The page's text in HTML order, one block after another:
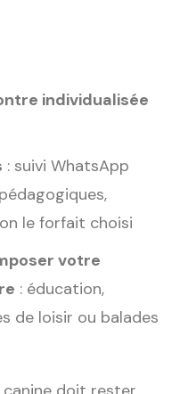
individualisée
: suivi WhatsApp
le forfait choisi
votre
: éducation,
de loisir ou balades